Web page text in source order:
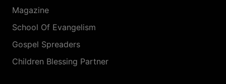
Magazine
School Of Evangelism
Gospel Spreaders
Children Blessing Partner